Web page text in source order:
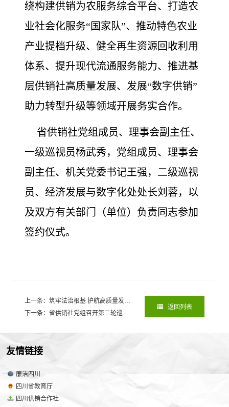
绕构建供销为农服务综合平台、打造农
业社会化服务“国家队”、推动特色农业
产业提档升级、健全再生资源回收利用
体系、提升现代流通服务能力、推进基
层供销社高质量发展、发展“数字供销”
助力转型升级等领域开展务实合作。
省供销社党组成员、理事会副主任、
一级巡视员杨武秀，党组成员、理事会
副主任、机关党委书记王强，二级巡视
员、经济发展与数字化处处长刘蓉，以
及双方有关部门（单位）负责同志参加
签约仪式。
上一条：筑牢法治根基 护航高质量发展！四川省供销社开展“宪法宣传周”普法培训
下一条：省供销社党组召开第二轮巡察工作动员部署会
返回列表
友情链接
廉洁四川
四川省教育厅
四川供销合作社